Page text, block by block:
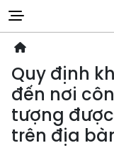
Quy định
đến nơi
tượng
trên địa